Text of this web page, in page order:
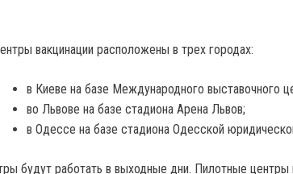
вакцинации расположены в трех городах:
в Киеве на базе Международного выставочного
во Львове на базе стадиона Арена Львов;
в Одессе на базе стадиона Одесской
будут работать в выходные дни. Пилотные центры